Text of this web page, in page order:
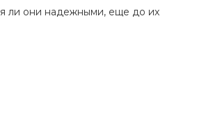
ли они надежными, еще до их